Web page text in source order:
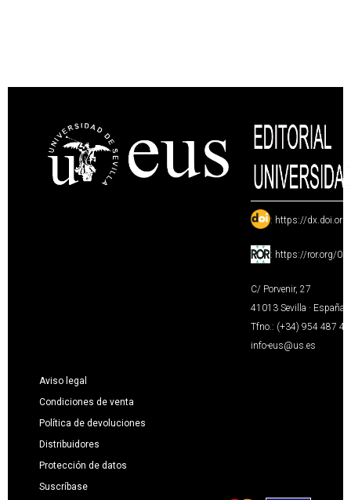
: https://
: https://ror.org/
C/ Porvenir, 27
41013 Sevilla · España
Tfno.: (+34) 954 487
info-eus@us.es
Aviso legal
Condiciones de venta
Política de devoluciones
Distribuidores
Protección de datos
Suscríbase